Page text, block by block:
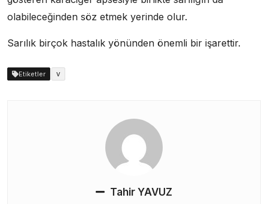
olabileceğinden söz etmek yerinde olur.
Sarılık birçok hastalık yönünden önemli bir işarettir.
Etiketler v
Tahir YAVUZ